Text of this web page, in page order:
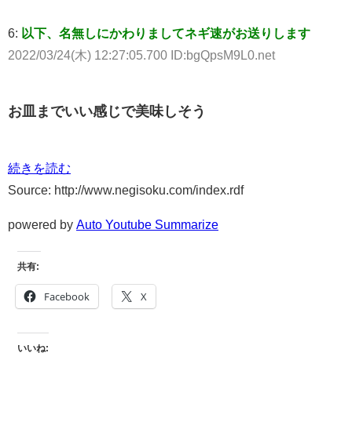
6: 以下、名無しにかわりましてネギ速がお送りします
2022/03/24(木) 12:27:05.700 ID:bgQpsM9L0.net
お皿までいい感じで美味しそう
続きを読む
Source: http://www.negisoku.com/index.rdf
powered by Auto Youtube Summarize
共有:
Facebook X
いいね: